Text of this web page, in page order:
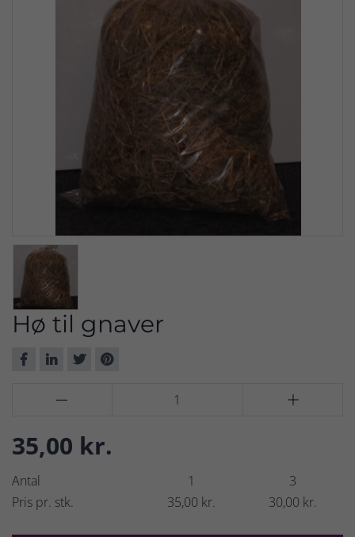
Hø til gnaver
 
35,00 kr.
Antal 1
3
Pris pr. stk.
35,00 kr. 30,00 kr.